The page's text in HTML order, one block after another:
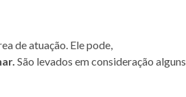
de atuação. Ele pode,
São levados em consideração alguns